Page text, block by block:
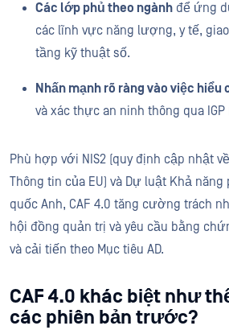
Các lớp phủ theo ngành để ứng
các lĩnh vực năng lượng, y tế,
tầng kỹ thuật số.
Nhấn mạnh rõ ràng vào việc hiểu
và xác thực an ninh thông qua
Phù hợp với NIS2 (quy định cập nhật
Thông tin của EU) và Dự luật Khả
quốc Anh, CAF 4.0 tăng cường trách
hội đồng quản trị và yêu cầu bằng
và cải tiến theo Mục tiêu AD.
CAF 4.0 khác biệt như
các phiên bản trước?